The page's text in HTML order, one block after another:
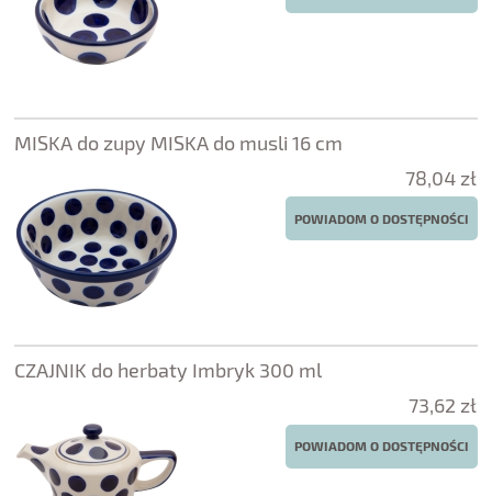
MISKA do zupy MISKA do musli 16 cm
78,04 zł
POWIADOM O DOSTĘPNOŚCI
CZAJNIK do herbaty Imbryk 300 ml
73,62 zł
POWIADOM O DOSTĘPNOŚCI